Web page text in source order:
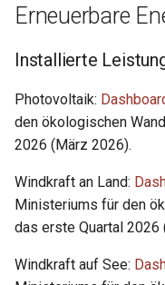
rErneuerbare
Installierte
Photovoltaik:
den ökologischen
2026 (März 2026).
Windkraft an Land:
Ministeriums für den
das erste Quartal 2026
Windkraft auf See: